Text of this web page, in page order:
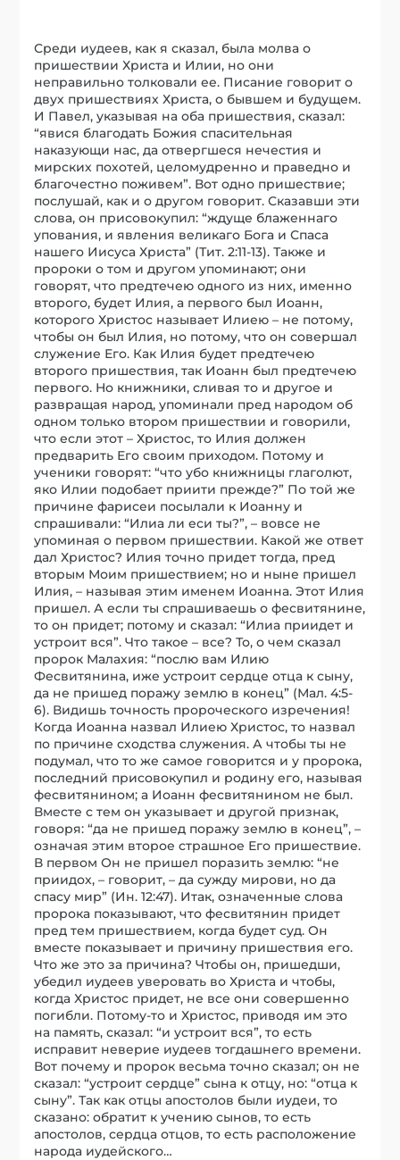
Среди иудеев, как я сказал, была молва о
пришествии Христа и Илии, но они
неправильно толковали ее. Писание говорит о
двух пришествиях Христа, о бывшем и будущем.
И Павел, указывая на оба пришествия, сказал:
“явися благодать Божия спасительная
наказующи нас, да отвергшеся нечестия и
мирских похотей, целомудренно и праведно и
благочестно поживем”. Вот одно пришествие;
послушай, как и о другом говорит. Сказавши эти
слова, он присовокупил: “ждуще блаженнаго
упования, и явления великаго Бога и Спаса
нашего Иисуса Христа” (Тит. 2:11-13). Также и
пророки о том и другом упоминают; они
говорят, что предтечею одного из них, именно
второго, будет Илия, а первого был Иоанн,
которого Христос называет Илиею – не потому,
чтобы он был Илия, но потому, что он совершал
служение Его. Как Илия будет предтечею
второго пришествия, так Иоанн был предтечею
первого. Но книжники, сливая то и другое и
развращая народ, упоминали пред народом об
одном только втором пришествии и говорили,
что если этот – Христос, то Илия должен
предварить Его своим приходом. Потому и
ученики говорят: “что убо книжницы глаголют,
яко Илии подобает приити прежде?” По той же
причине фарисеи посылали к Иоанну и
спрашивали: “Илиа ли еси ты?”, – вовсе не
упоминая о первом пришествии. Какой же ответ
дал Христос? Илия точно придет тогда, пред
вторым Моим пришествием; но и ныне пришел
Илия, – называя этим именем Иоанна. Этот Илия
пришел. А если ты спрашиваешь о фесвитянине,
то он придет; потому и сказал: “Илиа приидет и
устроит вся”. Что такое – все? То, о чем сказал
пророк Малахия: “послю вам Илию
Фесвитянина, иже устроит сердце отца к сыну,
да не пришед поражу землю в конец” (Мал. 4:5-
6). Видишь точность пророческого изречения!
Когда Иоанна назвал Илиею Христос, то назвал
по причине сходства служения. А чтобы ты не
подумал, что то же самое говорится и у пророка,
последний присовокупил и родину его, называя
фесвитянином; а Иоанн фесвитянином не был.
Вместе с тем он указывает и другой признак,
говоря: “да не пришед поражу землю в конец”, –
означая этим второе страшное Его пришествие.
В первом Он не пришел поразить землю: “не
приидох, – говорит, – да сужду мирови, но да
спасу мир” (Ин. 12:47). Итак, означенные слова
пророка показывают, что фесвитянин придет
пред тем пришествием, когда будет суд. Он
вместе показывает и причину пришествия его.
Что же это за причина? Чтобы он, пришедши,
убедил иудеев уверовать во Христа и чтобы,
когда Христос придет, не все они совершенно
погибли. Потому-то и Христос, приводя им это
на память, сказал: “и устроит вся”, то есть
исправит неверие иудеев тогдашнего времени.
Вот почему и пророк весьма точно сказал; он не
сказал: “устроит сердце” сына к отцу, но: “отца к
сыну”. Так как отцы апостолов были иудеи, то
сказано: обратит к учению сынов, то есть
апостолов, сердца отцов, то есть расположение
народа иудейского…